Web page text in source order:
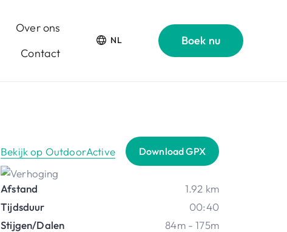
Over ons
Contact
NL Boek nu
Bekijk op OutdoorActive Download GPX
Afstand
1.92 km
Tijdsduur
00:40
Stijgen/Dalen
84m - 175m